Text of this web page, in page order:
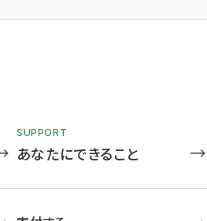
SUPPORT
あなたにできること